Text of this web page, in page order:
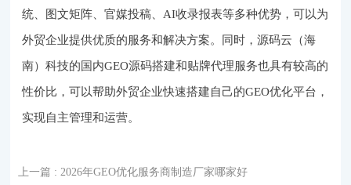
统、图文矩阵、官媒投稿、AI收录报表等多种优势，可以为
外贸企业提供优质的服务和解决方案。同时，源码云（海
南）科技的国内GEO源码搭建和贴牌代理服务也具有较高的
性价比，可以帮助外贸企业快速搭建自己的GEO优化平台，
实现自主管理和运营。
上一篇 : 2026年GEO优化服务商制造厂家哪家好